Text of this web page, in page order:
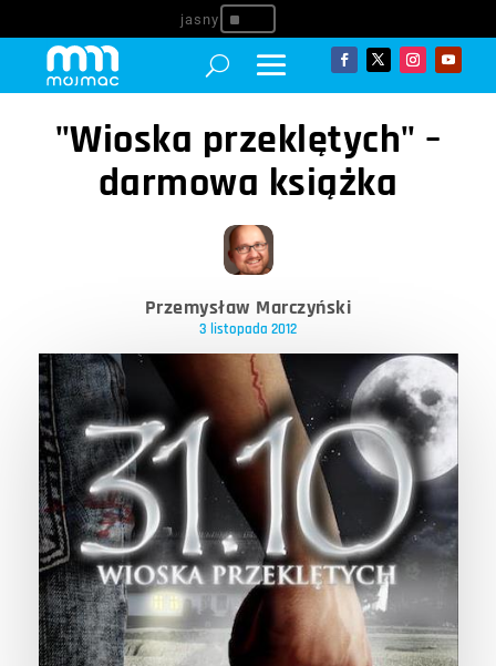
^
"Wioska przeklętych" –
darmowa książka
Przemysław Marczyński
3 listopada 2012